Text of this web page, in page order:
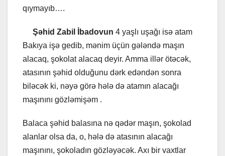
qıymayıb….
Şəhid Zabil İbadovun 4 yaşlı uşağı isə atam
Bakıya işə gedib, mənim üçün gələndə maşın
alacaq, şokolat alacaq deyir. Amma illər ötəcək,
atasının şəhid olduğunu dərk edəndən sonra
biləcək ki, nəyə görə hələ də atamın alacağı
maşınını gözləmişəm .
Balaca şəhid balasına nə qədər maşın, şokolad
alanlar olsa da, o, hələ də atasının alacağı
maşınını, şokoladın gözləyəcək. Axı bir vaxtlar